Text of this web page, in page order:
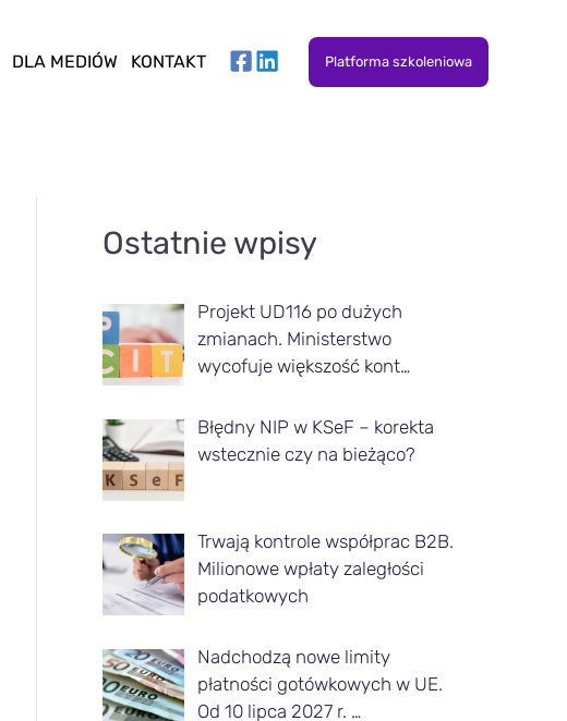
DLA MEDIÓW KONTAKT Platforma szkoleniowa
Ostatnie wpisy
Projekt UD116 po dużych
zmianach. Ministerstwo
wycofuje większość kont…
Błędny NIP w KSeF – korekta
wstecznie czy na bieżąco?
Trwają kontrole współprac B2B.
Milionowe wpłaty zaległości
podatkowych
Nadchodzą nowe limity
płatności gotówkowych w UE.
Od 10 lipca 2027 r. …
r
y
k
ł
y
d
n
e
g